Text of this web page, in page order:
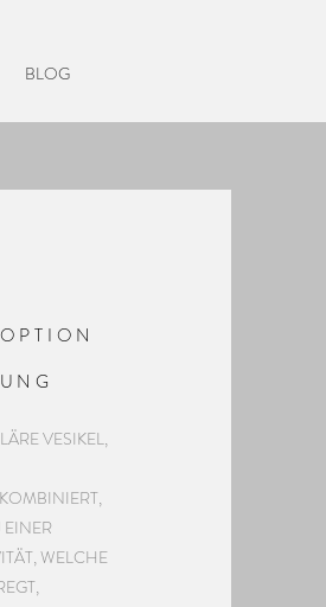
BLOG
VESIKEL,
WELCHE